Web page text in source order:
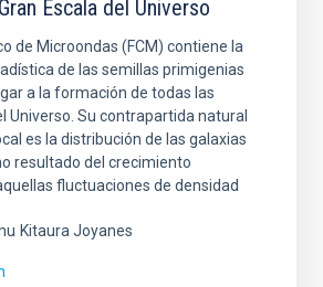
Escala del Universo
de Microondas (FCM) contiene la
de las semillas primigenias
a la formación de todas las
Universo. Su contrapartida natural
es la distribución de las galaxias
resultado del crecimiento
fluctuaciones de densidad
Kitaura Joyanes